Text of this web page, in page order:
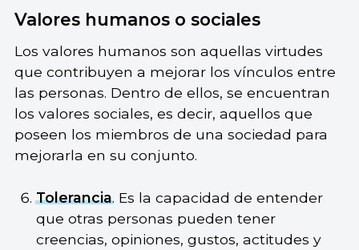
Valores humanos o sociales
Los valores humanos son aquellas virtudes
que contribuyen a mejorar los vínculos entre
las personas. Dentro de ellos, se encuentran
los valores sociales, es decir, aquellos que
poseen los miembros de una sociedad para
mejorarla en su conjunto.
Tolerancia. Es la capacidad de entender
que otras personas pueden tener
creencias, opiniones, gustos, actitudes y